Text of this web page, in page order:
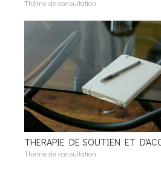
Thème de consultation
THERAPIE DE SOUTIEN ET
Thème de consultation